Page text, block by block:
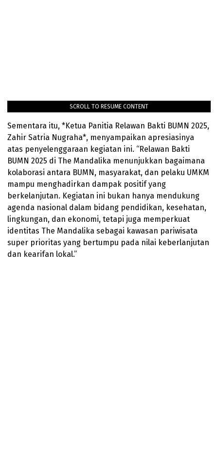
SCROLL TO RESUME CONTENT
Sementara itu, *Ketua Panitia Relawan Bakti BUMN 2025,
Zahir Satria Nugraha*, menyampaikan apresiasinya
atas penyelenggaraan kegiatan ini. “Relawan Bakti
BUMN 2025 di The Mandalika menunjukkan bagaimana
kolaborasi antara BUMN, masyarakat, dan pelaku UMKM
mampu menghadirkan dampak positif yang
berkelanjutan. Kegiatan ini bukan hanya mendukung
agenda nasional dalam bidang pendidikan, kesehatan,
lingkungan, dan ekonomi, tetapi juga memperkuat
identitas The Mandalika sebagai kawasan pariwisata
super prioritas yang bertumpu pada nilai keberlanjutan
dan kearifan lokal.”